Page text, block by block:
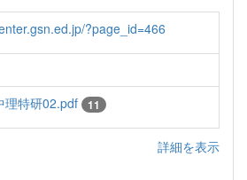
?page_id=466
理特研02.pdf 11
詳細を表示